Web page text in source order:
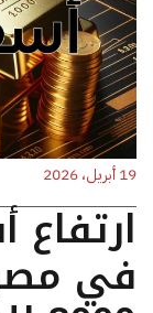
19 أبريل، 2026